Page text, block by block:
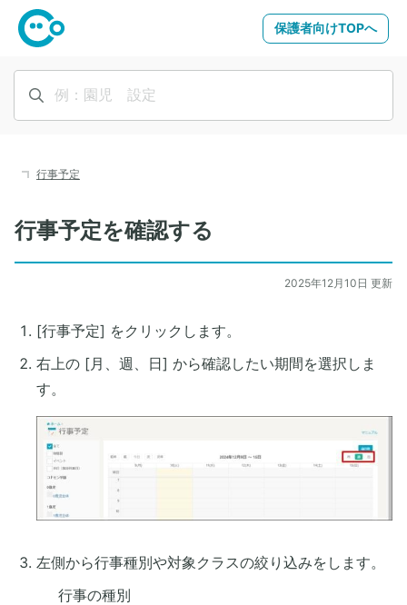
保護者向けTOPへ
行事予定
行事予定を確認する
2025年12月10日 更新
[行事予定] をクリックします。
右上の [月、週、日] から確認したい期間を選択しま
す。
左側から行事種別や対象クラスの絞り込みをします。
行事の種別